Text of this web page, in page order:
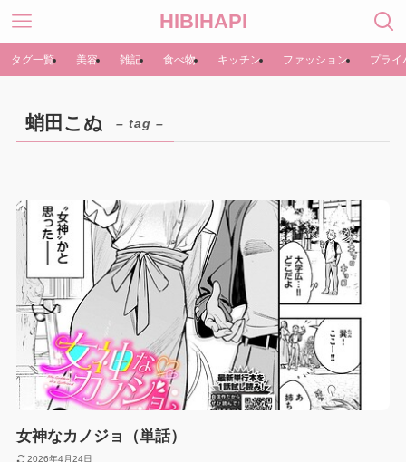
HIBIHAPI
タグ一覧 美容 雑記 食べ物 キッチン ファッション プライ
蛸田こぬ – tag –
女神なカノジョ（単話）
2026年4月24日